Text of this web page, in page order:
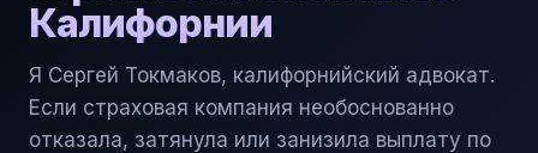
Калифорнии
Я Сергей Токмаков, калифорнийский адвокат.
Если страховая компания необоснованно
отказала, затянула или занизила выплату по